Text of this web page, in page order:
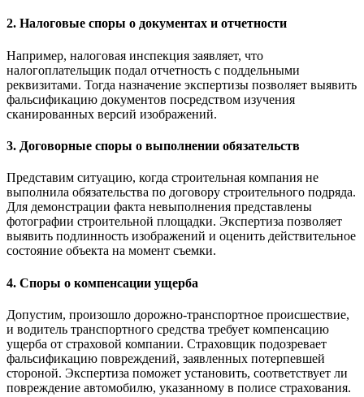
2. Налоговые споры о документах и отчетности
Например, налоговая инспекция заявляет, что
налогоплательщик подал отчетность с поддельными
реквизитами. Тогда назначение экспертизы позволяет выявить
фальсификацию документов посредством изучения
сканированных версий изображений.
3. Договорные споры о выполнении обязательств
Представим ситуацию, когда строительная компания не
выполнила обязательства по договору строительного подряда.
Для демонстрации факта невыполнения представлены
фотографии строительной площадки. Экспертиза позволяет
выявить подлинность изображений и оценить действительное
состояние объекта на момент съемки.
4. Споры о компенсации ущерба
Допустим, произошло дорожно-транспортное происшествие,
и водитель транспортного средства требует компенсацию
ущерба от страховой компании. Страховщик подозревает
фальсификацию повреждений, заявленных потерпевшей
стороной. Экспертиза поможет установить, соответствует ли
повреждение автомобилю, указанному в полисе страхования.